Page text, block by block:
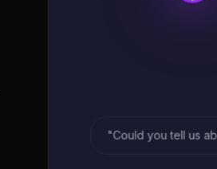
"Could you tell us